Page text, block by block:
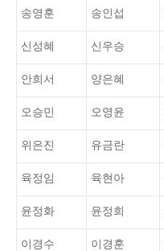
송영훈 송인섭
신성혜 신우승
안희서 양은혜
오승민 오영윤
위은진 유금란
육정임 육현아
윤정화 윤정희
이경수 이경훈